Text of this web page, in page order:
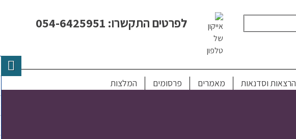
לפרטים התקשרו: 054-6425951
הרצאות וסדנאות מאמרים פרסומים המלצות
הרצאות לגיל השלישי